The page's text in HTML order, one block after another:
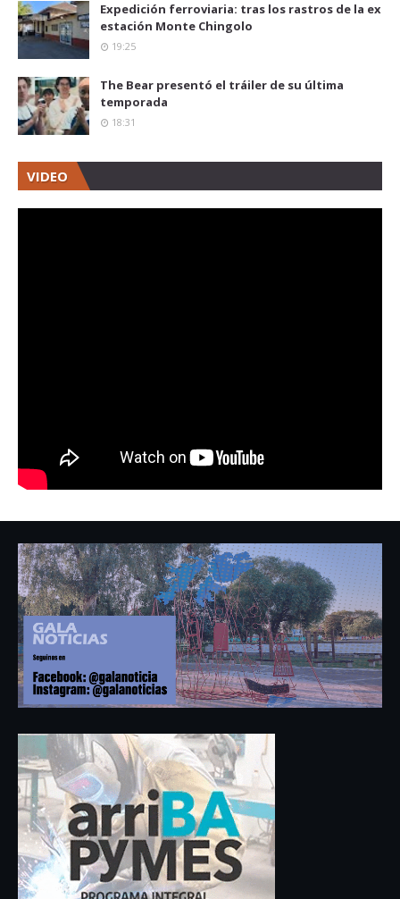
Expedición ferroviaria: tras los rastros de la ex
estación Monte Chingolo
19:25
The Bear presentó el tráiler de su última
temporada
18:31
VIDEO